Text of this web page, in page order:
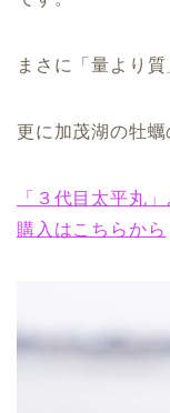
まさに「量より
更に加茂湖の牡蠣
「３代目太平丸
購入はこちらから